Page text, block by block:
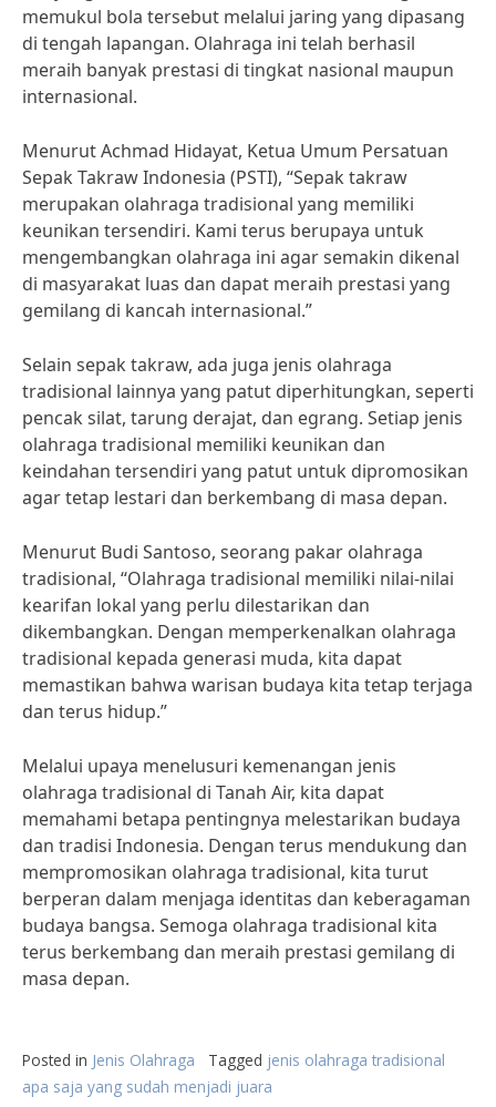
memukul bola tersebut melalui jaring yang dipasang
di tengah lapangan. Olahraga ini telah berhasil
meraih banyak prestasi di tingkat nasional maupun
internasional.
Menurut Achmad Hidayat, Ketua Umum Persatuan
Sepak Takraw Indonesia (PSTI), “Sepak takraw
merupakan olahraga tradisional yang memiliki
keunikan tersendiri. Kami terus berupaya untuk
mengembangkan olahraga ini agar semakin dikenal
di masyarakat luas dan dapat meraih prestasi yang
gemilang di kancah internasional.”
Selain sepak takraw, ada juga jenis olahraga
tradisional lainnya yang patut diperhitungkan, seperti
pencak silat, tarung derajat, dan egrang. Setiap jenis
olahraga tradisional memiliki keunikan dan
keindahan tersendiri yang patut untuk dipromosikan
agar tetap lestari dan berkembang di masa depan.
Menurut Budi Santoso, seorang pakar olahraga
tradisional, “Olahraga tradisional memiliki nilai-nilai
kearifan lokal yang perlu dilestarikan dan
dikembangkan. Dengan memperkenalkan olahraga
tradisional kepada generasi muda, kita dapat
memastikan bahwa warisan budaya kita tetap terjaga
dan terus hidup.”
Melalui upaya menelusuri kemenangan jenis
olahraga tradisional di Tanah Air, kita dapat
memahami betapa pentingnya melestarikan budaya
dan tradisi Indonesia. Dengan terus mendukung dan
mempromosikan olahraga tradisional, kita turut
berperan dalam menjaga identitas dan keberagaman
budaya bangsa. Semoga olahraga tradisional kita
terus berkembang dan meraih prestasi gemilang di
masa depan.
Posted in Jenis Olahraga Tagged jenis olahraga tradisional
apa saja yang sudah menjadi juara